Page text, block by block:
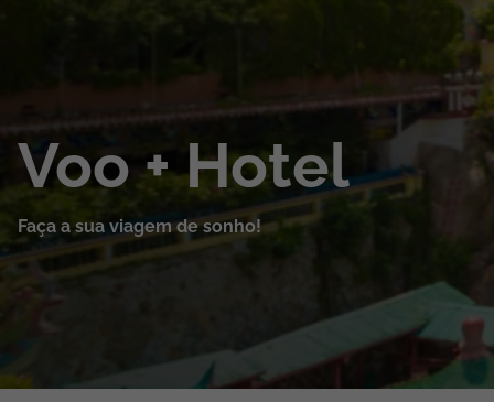
Cruzeiros
Promoções
Especialistas
Cheque Viagem
Voo + Hotel
Faça a sua viagem de sonho!